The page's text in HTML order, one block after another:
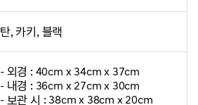
탄, 카키, 블랙
- 외경 : 40cm x 34cm x 37cm
- 내경 : 36cm x 27cm x 30cm
- 보관 시 : 38cm x 38cm x 20cm